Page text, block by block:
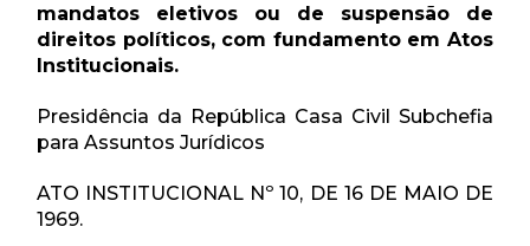
mandatos eletivos ou de suspensão de
direitos políticos, com fundamento em Atos
Institucionais.
Presidência da República Casa Civil Subchefia
para Assuntos Jurídicos
ATO INSTITUCIONAL Nº 10, DE 16 DE MAIO DE
1969.
Desenvolvido por SendPulse